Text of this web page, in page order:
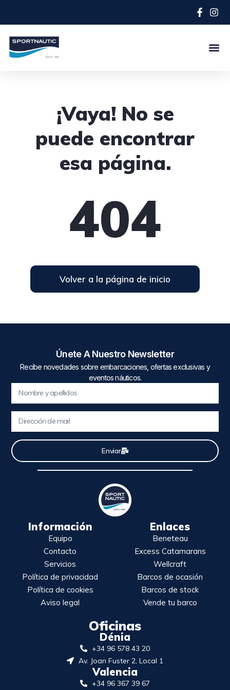
¡Vaya! No se
puede encontrar
esa página.
404
Volver a la página de inicio
Únete A Nuestro Newsletter
Recibe novedades sobre embarcaciones, ofertas exclusivas y
eventos náuticos.
Enviar
Información
Equipo
Contacto
Servicios
Política de privacidad
Política de cookies
Aviso legal
Enlaces
Beneteau
Excess Catamarans
Wellcraft
Barcos de ocasión
Barcos de stock
Vende tu barco
Oficinas
Dénia
+34 96 578 43 20
Av. Joan Fuster 2, Local 1
Valencia
+34 96 367 39 67